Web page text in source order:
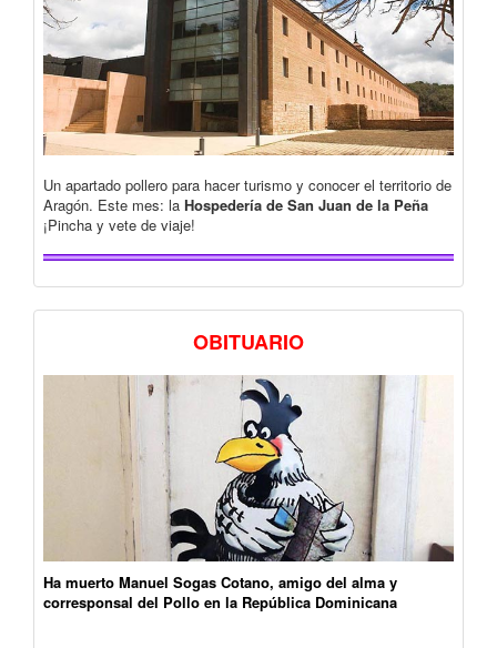
Un apartado pollero para hacer turismo y conocer el territorio de
Aragón. Este mes: la Hospedería de San Juan de la Peña
¡Pincha y vete de viaje!
OBITUARIO
Ha muerto Manuel Sogas Cotano, amigo del alma y
corresponsal del Pollo en la República Dominicana